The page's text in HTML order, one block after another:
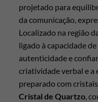
projetado para
da comunicação,
Localizado na região
ligado à capacidade
autenticidade e
criatividade verbal e a
preparado com
Cristal de Quartzo,